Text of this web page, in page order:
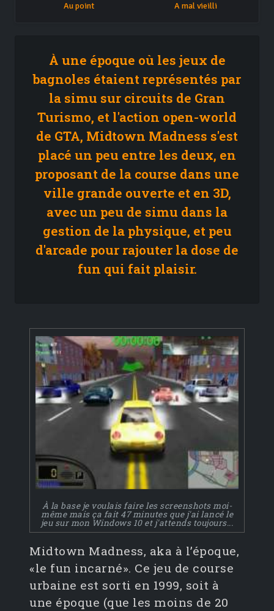
Au point A mal vieilli
À une époque où les jeux de
bagnoles étaient représentés par
la simu sur circuits de Gran
Turismo, et l'action open-world
de GTA, Midtown Madness s'est
placé un peu entre les deux, en
proposant de la course dans une
ville grande ouverte et en 3D,
avec un peu de simu dans la
gestion de la physique, et peu
d'arcade pour rajouter la dose de
fun qui fait plaisir.
À la base je voulais faire les screenshots moi-
même mais ça fait 47 minutes que j'ai lancé le
jeu sur mon Windows 10 et j'attends toujours...
Midtown Madness, aka à l’époque,
«le fun incarné». Ce jeu de course
urbaine est sorti en 1999, soit à
une époque (que les moins de 20